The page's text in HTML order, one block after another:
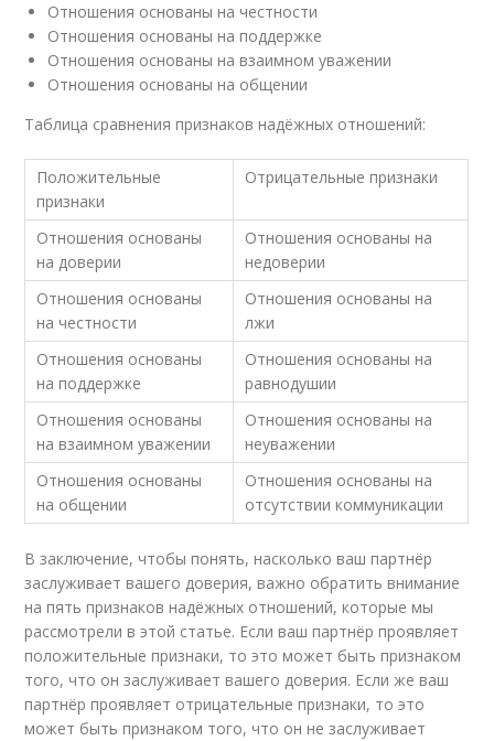
Отношения основаны на честности
Отношения основаны на поддержке
Отношения основаны на взаимном уважении
Отношения основаны на общении
Таблица сравнения признаков надёжных отношений:
Положительные
признаки
Отрицательные признаки
Отношения основаны
на доверии
Отношения основаны на
недоверии
Отношения основаны
на честности
Отношения основаны на
лжи
Отношения основаны
на поддержке
Отношения основаны на
равнодушии
Отношения основаны
на взаимном уважении
Отношения основаны на
неуважении
Отношения основаны
на общении
Отношения основаны на
отсутствии коммуникации
В заключение, чтобы понять, насколько ваш партнёр
заслуживает вашего доверия, важно обратить внимание
на пять признаков надёжных отношений, которые мы
рассмотрели в этой статье. Если ваш партнёр проявляет
положительные признаки, то это может быть признаком
того, что он заслуживает вашего доверия. Если же ваш
партнёр проявляет отрицательные признаки, то это
может быть признаком того, что он не заслуживает